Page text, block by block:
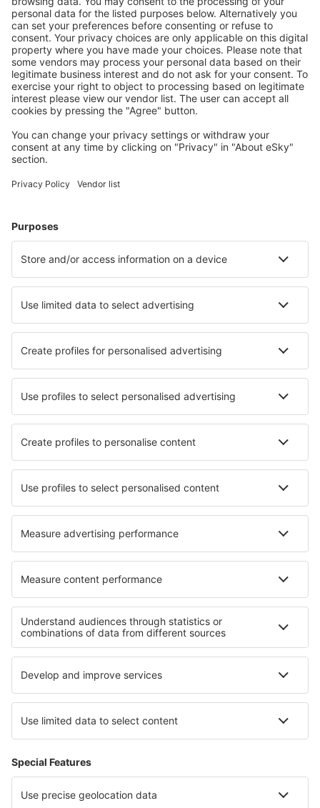
Cazarea preferată
Alege din peste 1,3 mil. de opţiuni: hoteluri, cabane,
apartamente și altele.
Cele mai căutate cazări de către utilizatorii eSky
Cazare în Statele Unite ale Americii - Orașe populare
Cazare în Davenport
Cazare în Palm Springs Cazare în Birmingham
Cazare în McCall Cazare în Clearwater
Cele mai bune locuri de cazare - orașe
Cazare în Bellosguardo Cazare în Jalcomulco
Cazare Durrus Cazare în Yvetot Cazare în Montagrier
Cazare în Perivoloes Cazare în Tanne
Cazare în Lotofoa
Cele mai bune locuri de cazare - regiuni
Cazare in Parcul Național Joshua-Tree
Cazare la Jackson Hole Cazare in Florida
Cazare in Cantonul Split-Dalmaţia
Cazare in Cantonul Dubrovnik-Neretva
Cazare în Atolii de Nord Cazare în Olanda